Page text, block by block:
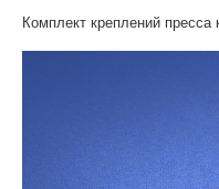
Комплект креплений пресса